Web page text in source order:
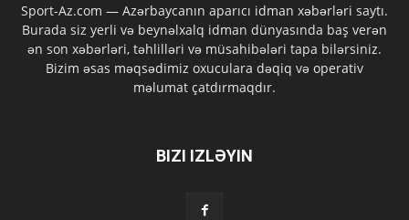
Sport-Az.com — Azərbaycanın aparıcı idman xəbərləri saytı.
Burada siz yerli və beynəlxalq idman dünyasında baş verən
ən son xəbərləri, təhlilləri və müsahibələri tapa bilərsiniz.
Bizim əsas məqsədimiz oxuculara dəqiq və operativ
məlumat çatdırmaqdır.
BIZI IZLƏYIN